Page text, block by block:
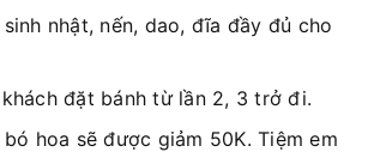
sinh nhật, nến, dao, đĩa đầy đủ cho
đặt bánh từ lần 2, 3 trở đi.
bó hoa sẽ được giảm 50K. Tiệm em